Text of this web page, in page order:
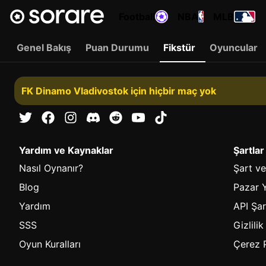
Genel Bakış Puan Durumu Fikstür Oyuncular
FK Dinamo Vladivostok için hiçbir maç yok
Yardım ve Kaynaklar
Nasıl Oynanır?
Blog
Yardım
SSS
Oyun Kuralları
Şart
Pazar
API
Gizlilik
Çerez